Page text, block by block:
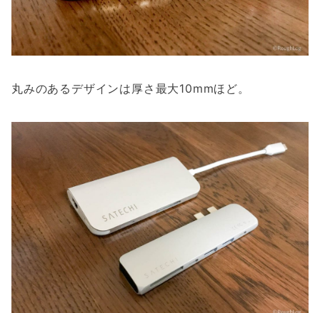
丸みのあるデザインは厚さ最大10mmほど。